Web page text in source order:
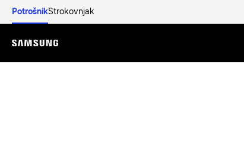
PotrošnikStrokovnjak
Menu